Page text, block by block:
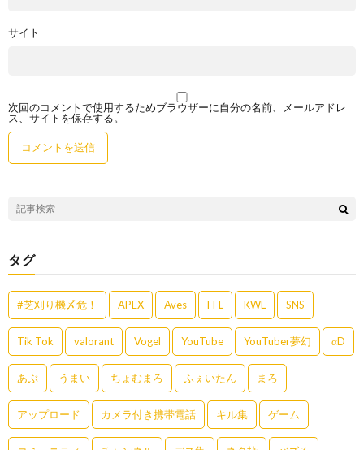
サイト
次回のコメントで使用するためブラウザーに自分の名前、メールアドレ
ス、サイトを保存する。
タグ
#芝刈り機〆危！ APEX Aves FFL KWL SNS
Tik Tok valorant Vogel YouTube YouTuber夢幻 αD
あぶ うまい ちょむまろ ふぇいたん まろ
アップロード カメラ付き携帯電話 キル集 ゲーム